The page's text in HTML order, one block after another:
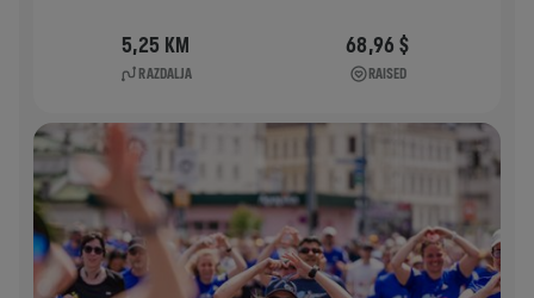
5,25 KM
RAZDALJA
68,96 $
RAISED